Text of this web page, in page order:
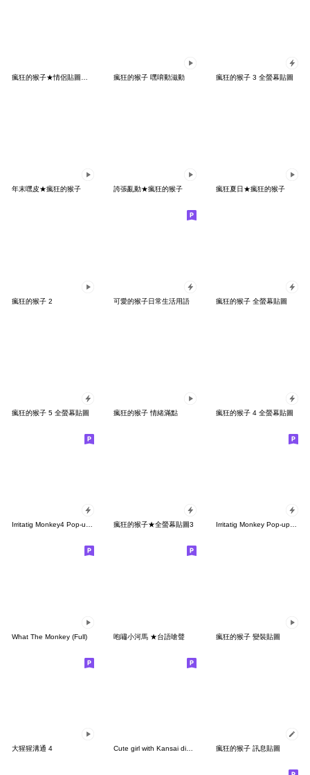
瘋狂的猴子 嘿唷動滋動 瘋狂的猴子 3 全螢幕貼圖
年末嘿皮★瘋狂的猴子 誇張亂動★瘋狂的猴子 瘋狂夏日★瘋狂的猴子
瘋狂的猴子 2 可愛的猴子日常生活用語 瘋狂的猴子 全螢幕貼圖
瘋狂的猴子 5 全螢幕貼圖 瘋狂的猴子 情緒滿點 瘋狂的猴子 4 全螢幕貼圖
Irritatig Monkey4 Pop-up Winter[Taiwan] 瘋狂的猴子★全螢幕貼圖3 Irritatig Monkey Pop-up Summer2[Taiwan]
What The Monkey (Full) 咆嘯小河馬 ★台語嗆聲 瘋狂的猴子 變裝貼圖
大猩猩溝通 4 瘋狂的猴子 訊息貼圖